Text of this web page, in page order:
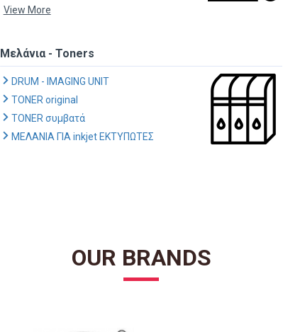
View More
Μελάνια - Toners
DRUM - IMAGING UNIT
TONER original
TONER συμβατά
ΜΕΛΑΝΙΑ ΓΙΑ inkjet ΕΚΤΥΠΩΤΕΣ
OUR BRANDS